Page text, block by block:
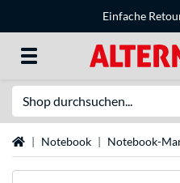
Einfache
StartseiteNotebook Notebook-